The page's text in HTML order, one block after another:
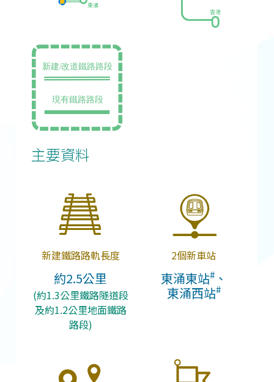
東涌
香港
主要資料
新建鐵路路軌長度
約2.5公里
(約1.3公里鐵路隧道段
及約1.2公里地面鐵路
路段)
2個新車站
東涌東站#、
東涌西站#